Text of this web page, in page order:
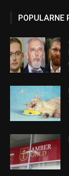
POPULARNE